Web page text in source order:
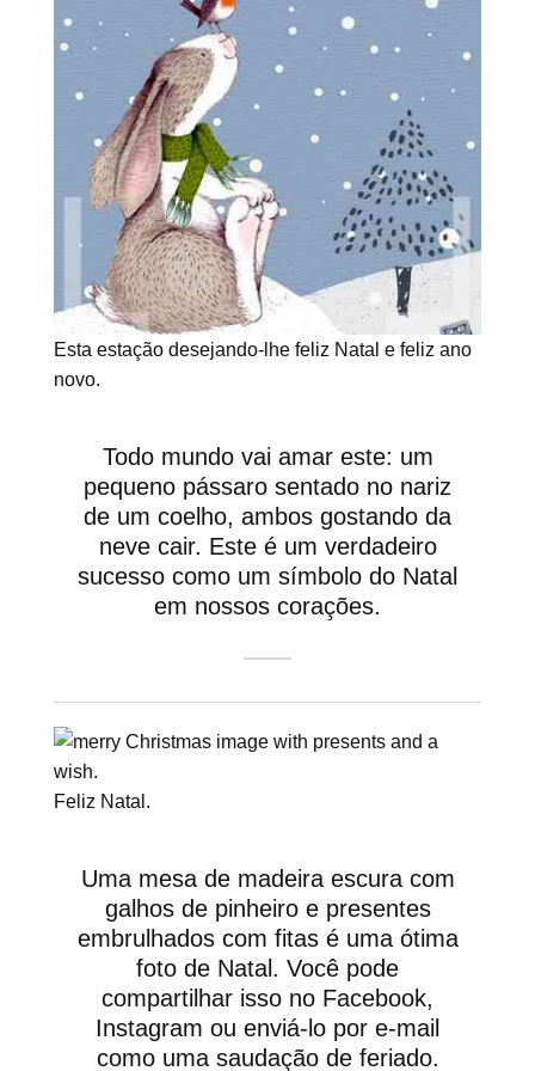
Esta estação desejando-lhe feliz Natal e feliz ano
novo.
Todo mundo vai amar este: um
pequeno pássaro sentado no nariz
de um coelho, ambos gostando da
neve cair. Este é um verdadeiro
sucesso como um símbolo do Natal
em nossos corações.
Feliz Natal.
Uma mesa de madeira escura com
galhos de pinheiro e presentes
embrulhados com fitas é uma ótima
foto de Natal. Você pode
compartilhar isso no Facebook,
Instagram ou enviá-lo por e-mail
como uma saudação de feriado.